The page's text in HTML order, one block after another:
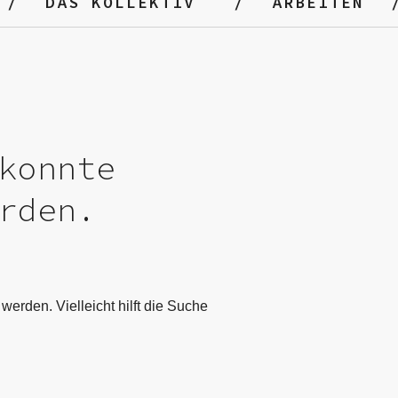
Vielleicht hilft die Suche